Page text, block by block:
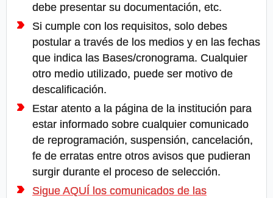
debe presentar su documentación, etc.
Si cumple con los requisitos, solo debes
postular a través de los medios y en las fechas
que indica las Bases/cronograma. Cualquier
otro medio utilizado, puede ser motivo de
descalificación.
Estar atento a la página de la institución para
estar informado sobre cualquier comunicado
de reprogramación, suspensión, cancelación,
fe de erratas entre otros avisos que pudieran
surgir durante el proceso de selección.
Sigue AQUÍ los comunicados de las